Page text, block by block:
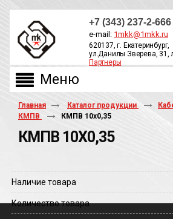
+7 (343) 237-2-666
e-mail: 1mkk@1mkk.ru
620137, г. Екатеринбург,
ул.Данилы Зверева, 31,
Партнеры
Главная Каталог продукции
КМПВ
КМПВ 10х0,35
КМПВ 10Х0,35
Наличие товара
Количество товара